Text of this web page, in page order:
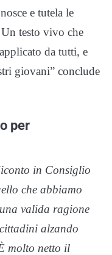
e tutela le
testo vivo che
da tutti, e
giovani” conclude
per
in Consiglio
che abbiamo
valida ragione
alzando
molto netto il